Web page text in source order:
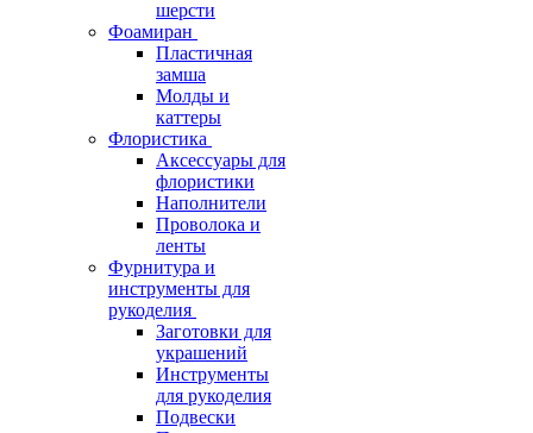
шерсти
Фоамиран
Пластичная
замша
Молды и
каттеры
Флористика
Аксессуары для
флористики
Наполнители
Проволока и
ленты
Фурнитура и
инструменты для
рукоделия
Заготовки для
украшений
Инструменты
для рукоделия
Подвески